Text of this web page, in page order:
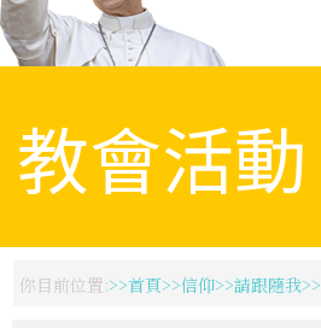
教會活動
你目前位置: 首頁 信仰 請跟隨我